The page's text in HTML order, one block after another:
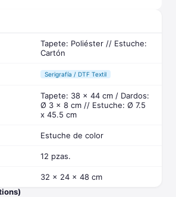
Tapete: Poliéster // Estuche:
Cartón
Serigrafía / DTF Textil
Tapete: 38 x 44 cm / Dardos:
Ø 3 x 8 cm // Estuche: Ø 7.5
x 45.5 cm
Estuche de color
12 pzas.
32 x 24 x 48 cm